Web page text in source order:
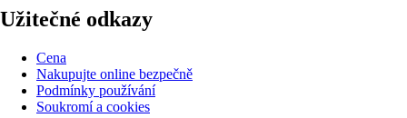
Užitečné odkazy
Cena
Nakupujte online bezpečně
Podmínky používání
Soukromí a cookies